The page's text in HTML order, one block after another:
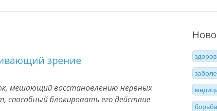
зрение
мешающий восстановлению нервных
способный блокировать его действие